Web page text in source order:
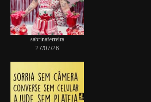
sabrinaferreira
27/07/26